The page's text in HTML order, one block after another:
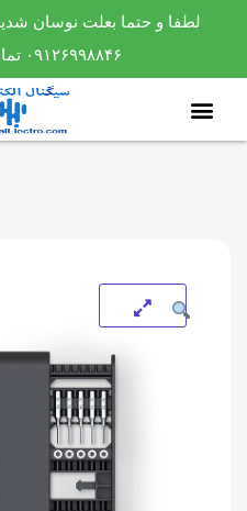
لطفا و حتما بعلت نوسان
۰۹۱۲۶۹۹۸۸۴۶ تماس حاصل فرمایید